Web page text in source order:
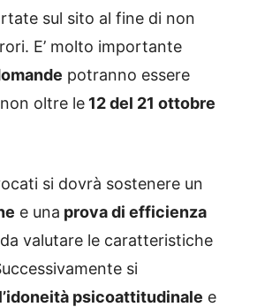
sul sito al fine di non
E’ molto importante
potranno essere
oltre le 12 del 21 ottobre
si dovrà sostenere un
e una prova di efficienza
valutare le caratteristiche
si
l’idoneità psicoattitudinale e